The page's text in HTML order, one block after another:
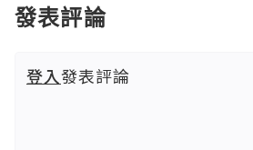
發表評論
登入發表評論